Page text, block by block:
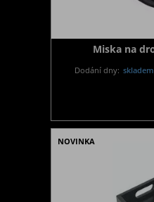
Miska na
Dodání dny: skladem
NOVINKA